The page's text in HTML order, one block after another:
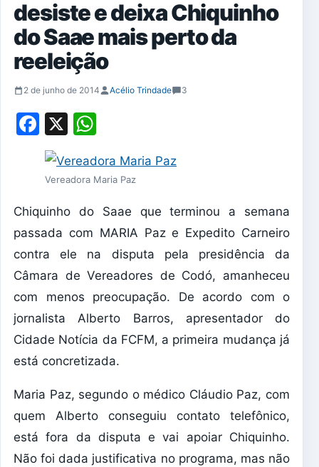
desiste e deixa Chiquinho
do Saae mais perto da
reeleição
2 de junho de 2014 Acélio Trindade 3
Facebook
X
Vereadora Maria Paz
Chiquinho do Saae que terminou a semana
passada com MARIA Paz e Expedito Carneiro
contra ele na disputa pela presidência da
Câmara de Vereadores de Codó, amanheceu
com menos preocupação. De acordo com o
jornalista Alberto Barros, apresentador do
Cidade Notícia da FCFM, a primeira mudança já
está concretizada.
Maria Paz, segundo o médico Cláudio Paz, com
quem Alberto conseguiu contato telefônico,
está fora da disputa e vai apoiar Chiquinho.
Não foi dada justificativa no programa, mas não